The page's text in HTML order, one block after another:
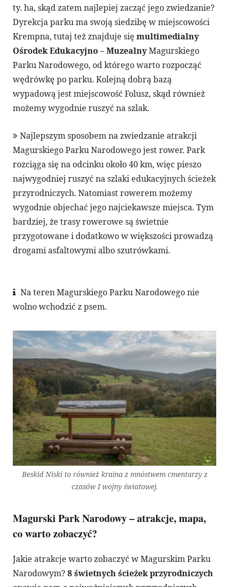
ty. ha, skąd zatem najlepiej zacząć jego zwiedzanie?
Dyrekcja parku ma swoją siedzibę w miejscowości
Krempna, tutaj też znajduje się multimedialny
Ośrodek Edukacyjno – MuzealnyMagurskiego
Parku Narodowego, od którego warto rozpocząć
wędrówkę po parku. Kolejną dobrą bazą
wypadową jest miejscowość Folusz, skąd również
możemy wygodnie ruszyć na szlak.
Najlepszym sposobem na zwiedzanie atrakcji
Magurskiego Parku Narodowego jest rower. Park
rozciąga się na odcinku około 40 km, więc pieszo
najwygodniej ruszyć na szlaki edukacyjnych ścieżek
przyrodniczych. Natomiast rowerem możemy
wygodnie objechać jego najciekawsze miejsca. Tym
bardziej, że trasy rowerowe są świetnie
przygotowane i dodatkowo w większości prowadzą
drogami asfaltowymi albo szutrówkami.
Na teren Magurskiego Parku Narodowego nie
wolno wchodzić z psem.
Beskid Niski to również kraina z mnóstwem cmentarzy z
czasów I wojny światowej.
Magurski Park Narodowy – atrakcje, mapa,
co warto zobaczyć?
Jakie atrakcje warto zobaczyć w Magurskim Parku
Narodowym? 8 świetnych ścieżek przyrodniczych